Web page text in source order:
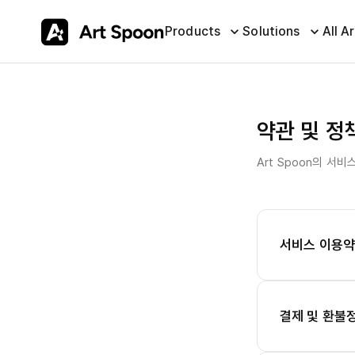
Products Solutions All
약관 및 정
Art Spoon의 서비
서비스 이용
결제 및 환불